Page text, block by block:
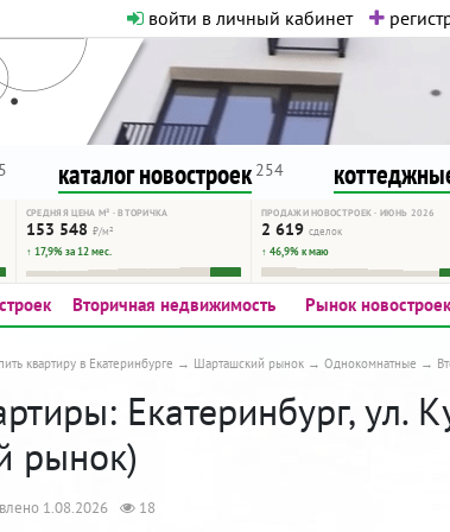
войти в личный кабинет
Никакого шок-
как он помогает вам.
каталог новостроек 254
СРЕДНЯЯ ЦЕНА М² · ВТОРИЧКА
153 548 ₽/м²
↑ 17,9% за 12 мес.
ПРОДАЖИ НОВОСТРОЕК · ИЮНЬ 2026
2 619 сделок
↑ 46,9% к маю
Вторичная недвижимость Рынок новостроек
квартиру в Екатеринбурге Шарташский рынок Однокомнатные
Екатеринбург, ул.
рынок)
1.08.2026 18